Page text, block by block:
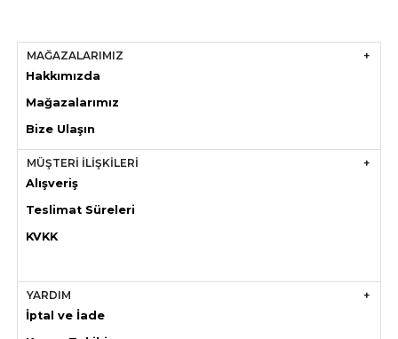
MAĞAZALARIMIZ
Hakkımızda
Mağazalarımız
Bize Ulaşın
MÜŞTERİ İLİŞKİLERİ
Alışveriş
Teslimat Süreleri
KVKK
YARDIM
İptal ve İade